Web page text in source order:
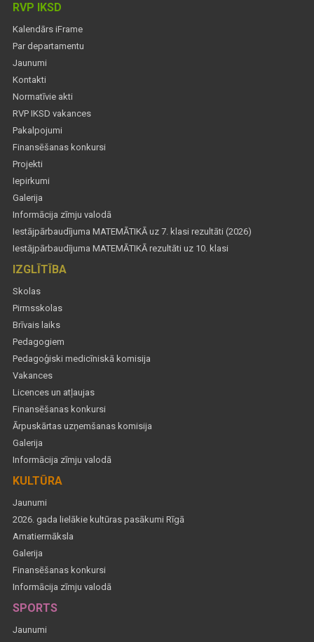
RVP IKSD
Kalendārs iFrame
Par departamentu
Jaunumi
Kontakti
Normatīvie akti
RVP IKSD vakances
Pakalpojumi
Finansēšanas konkursi
Projekti
Iepirkumi
Galerija
Informācija zīmju valodā
Iestājpārbaudījuma MATEMĀTIKĀ uz 7. klasi rezultāti (2026)
Iestājpārbaudījuma MATEMĀTIKĀ rezultāti uz 10. klasi
IZGLĪTĪBA
Skolas
Pirmsskolas
Brīvais laiks
Pedagogiem
Pedagoģiski medicīniskā komisija
Vakances
Licences un atļaujas
Finansēšanas konkursi
Ārpuskārtas uzņemšanas komisija
Galerija
Informācija zīmju valodā
KULTŪRA
Jaunumi
2026. gada lielākie kultūras pasākumi Rīgā
Amatiermāksla
Galerija
Finansēšanas konkursi
Informācija zīmju valodā
SPORTS
Jaunumi